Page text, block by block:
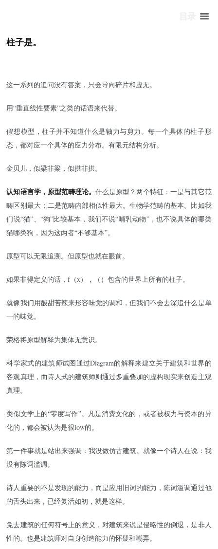
柱子是。
这一系列的追问没有答案，只会导向碎片和虚无。
用“垂直线性要素”之类的话语来代替。
假想模型，柱子并不知道什么是轴力与剪力。每一个具体的柱子形
态，都对应一个具体的应力分布。有限元结构分析。
金贝儿，似梁非梁，似拱非拱。
认知语言学，原型范畴理论。 什么是原型？两个特征：一是与其它范
畴区别最大；二是范畴内部相似性最大。生物学范畴的基本。比如我
们说“猫”、“狗”比较基本，我们不说“哺乳动物”，也不说具体的哪类
猫哪类狗，因为这两者“不够基本”。
原型可以无限追溯。但原型也就在眼前。
如果非得定义的话，f（x），（）包含的世界上所有的柱子。
就像我们用酸甜苦辣来形容味觉的调和，但我们不会去深追什么是单
一的味觉。
荣格将原型解释为集体无意识。
科学家式的建筑师试图通过Diagram的解释来建立关于建筑和世界的
客观真理，而诗人式的建筑师则通过多重叠加的虚构现实来创造主观
真理。
类似文学上的“零度写作”。凡是消费文化的，或者被权力与资本的异
化的，都会被认为是很low的。
第一件事就是站出来强调：我没做仿古建筑。就像一个诗人在说：我
没有陈词滥调。
诗人重要的不是发现的能力，而是应用旧词的能力，陈词滥调通过他
的舌头出来，已经复活如初，就是这样。
免去建筑的任何符号上的意义，对建筑来说是侵略性的倒退，是非人
性的。也是建筑师对自身创造能力的怀疑和嘲弄。